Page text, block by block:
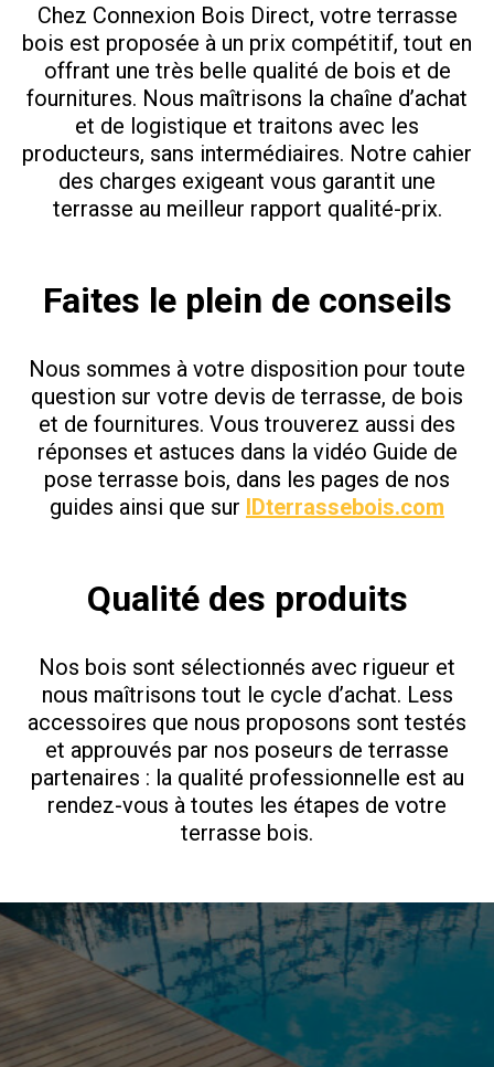
Chez Connexion Bois Direct, votre terrasse
bois est proposée à un prix compétitif, tout en
offrant une très belle qualité de bois et de
fournitures. Nous maîtrisons la chaîne d’achat
et de logistique et traitons avec les
producteurs, sans intermédiaires. Notre cahier
des charges exigeant vous garantit une
terrasse au meilleur rapport qualité-prix.
Faites le plein de conseils
Nous sommes à votre disposition pour toute
question sur votre devis de terrasse, de bois
et de fournitures. Vous trouverez aussi des
réponses et astuces dans la vidéo Guide de
pose terrasse bois, dans les pages de nos
guides ainsi que sur IDterrassebois.com
Qualité des produits
Nos bois sont sélectionnés avec rigueur et
nous maîtrisons tout le cycle d’achat. Less
accessoires que nous proposons sont testés
et approuvés par nos poseurs de terrasse
partenaires : la qualité professionnelle est au
rendez-vous à toutes les étapes de votre
terrasse bois.